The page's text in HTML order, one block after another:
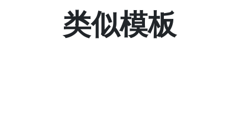
类似模板